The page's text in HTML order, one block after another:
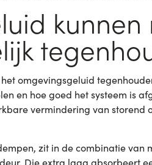
kunnen
omgevingsgeluid
en hoe goed het systeem is
vermindering van
zit in de combinatie van
Die extra laag absorbeert